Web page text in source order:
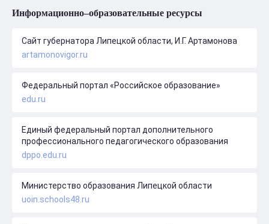
Информационно–образовательные ресурсы
Сайт губернатора Липецкой области, И.Г. Артамонова
artamonovigor.ru
Федеральный портал «Российское образование»
edu.ru
Единый федеральный портал дополнительного
профессионального педагогического образования
dppo.edu.ru
Министерство образования Липецкой области
uoin.schools48.ru